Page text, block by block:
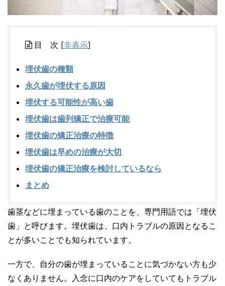
目 次 [非表示]
埋伏歯の種類
永久歯が埋伏する原因
埋伏する可能性が高い歯
埋伏歯は歯列矯正で治療可能
埋伏歯の矯正治療の特徴
埋伏歯は早めの治療が大切
埋伏歯の矯正治療を検討しているなら
まとめ
歯茎などに埋まっている歯のことを、専門用語では「埋伏
歯」と呼びます。埋伏歯は、口内トラブルの原因となるこ
とが多いことでも知られています。
一方で、自分の歯が埋まっていることに気づかない方も少
なくありません。入念に口内のケアをしていてもトラブル